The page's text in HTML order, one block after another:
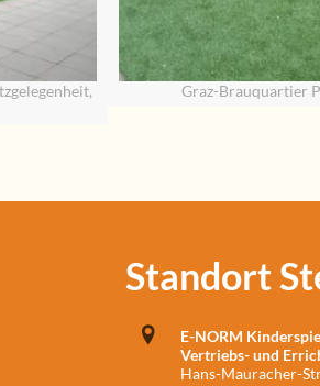
Graz-Brauquartier
Standort
E-NORM
Vertriebs- und
Hans-Mauracher-